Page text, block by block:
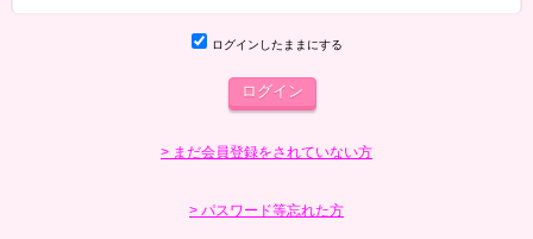
ログインしたままにする
> まだ会員登録をされていない方
> パスワード等忘れた方